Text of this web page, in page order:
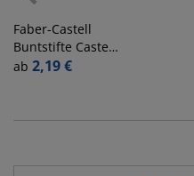
Faber-Castell
Buntstifte Castell
Color 873,
ab 2,19 €